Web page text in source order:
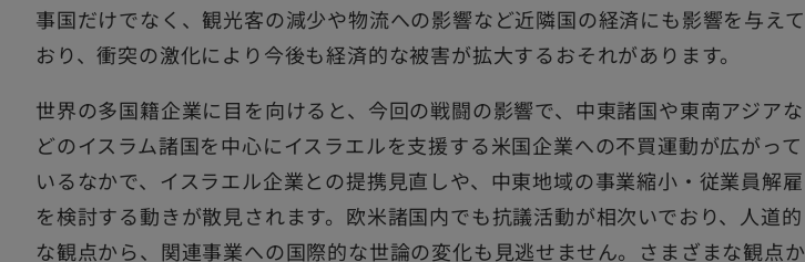
事国だけでなく、観光客の減少や物流への影響など近隣国の経済にも影響を与えて
おり、衝突の激化により今後も経済的な被害が拡大するおそれがあります。
世界の多国籍企業に目を向けると、今回の戦闘の影響で、中東諸国や東南アジアな
どのイスラム諸国を中心にイスラエルを支援する米国企業への不買運動が広がって
いるなかで、イスラエル企業との提携見直しや、中東地域の事業縮小・従業員解雇
を検討する動きが散見されます。欧米諸国内でも抗議活動が相次いでおり、人道的
な観点から、関連事業への国際的な世論の変化も見逃せません。さまざまな観点か